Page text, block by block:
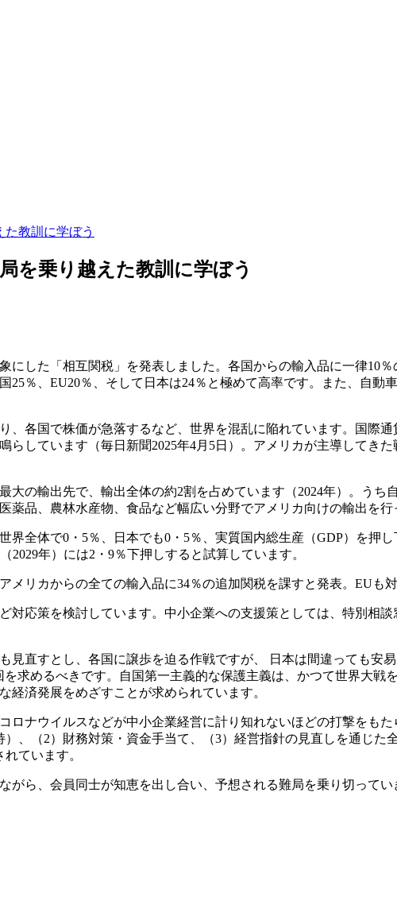
た教訓に学ぼう
を乗り越えた教訓に学ぼう
した「相互関税」を発表しました。各国からの輸入品に一律10
25％、EU20％、そして日本は24％と極めて高率です。また、自
各国で株価が急落するなど、世界を混乱に陥れています。国際
らしています（毎日新聞2025年4月5日）。アメリカが主導してき
の輸出先で、輸出全体の約2割を占めています（2024年）。うち
薬品、農林水産物、食品など幅広い分野でアメリカ向けの輸出を行
全体で0・5％、日本でも0・5％、実質国内総生産（GDP）を押
2029年）には2・9％下押しすると試算しています。
リカからの全ての輸入品に34％の追加関税を課すと発表。EUも
応策を検討しています。中小企業への支援策としては、特別相
直すとし、各国に譲歩を迫る作戦ですが、 日本は間違っても安
求めるべきです。自国第一主義的な保護主義は、かつて世界大
経済発展をめざすことが求められています。
ナウイルスなどが中小企業経営に計り知れないほどの打撃をも
）、（2）財務対策・資金手当て、（3）経営指針の見直しを通じ
ています。
ら、会員同士が知恵を出し合い、予想される難局を乗り切ってい